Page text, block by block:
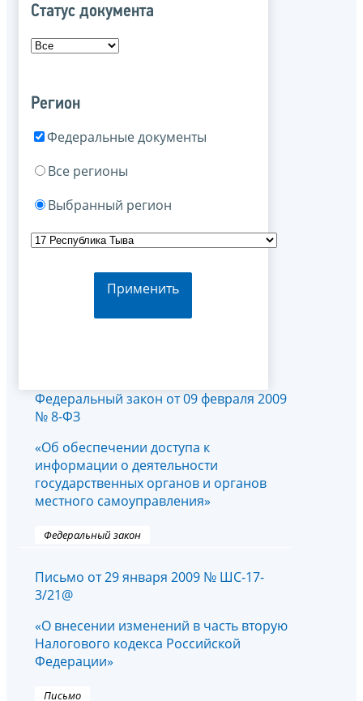
Статус документа
Регион
Федеральные документы
Все регионы
Выбранный регион
Применить
Федеральный закон от 09 февраля 2009
№ 8-ФЗ
«Об обеспечении доступа к
информации о деятельности
государственных органов и органов
местного самоуправления»
Федеральный закон
Письмо от 29 января 2009 № ШС-17-
3/21@
«О внесении изменений в часть вторую
Налогового кодекса Российской
Федерации»
Письмо